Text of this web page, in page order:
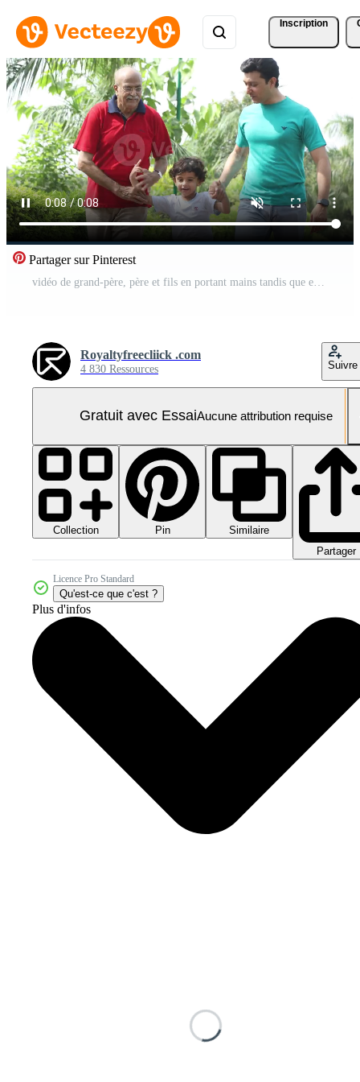
Inscription
Partager sur Pinterest
Royaltyfreecliick .com
4 830 Ressources Suivre
Gratuit avec EssaiAucune attribution requise
Collection Pin
Similaire
Partager
Licence Pro Standard
Qu'est-ce que c'est ?
Plus d'infos